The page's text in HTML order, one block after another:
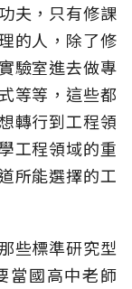
夫，只有修課
的人，除了修
驗室進去做專
等等，這些都
轉行到工程領
工程領域的重
所能選擇的工
些標準研究型
當國高中老師